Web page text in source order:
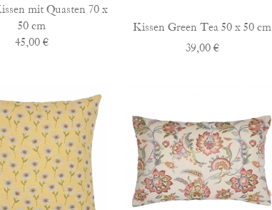
mit Quasten 70 x
50 cm
45,00 €
Kissen Green Tea 50 x 50 cm
39,00 €